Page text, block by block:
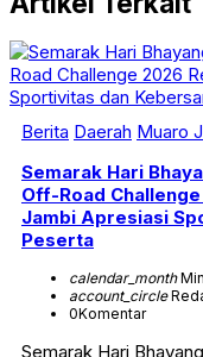
Berita Daerah Muaro
Semarak Hari
Off-Road
Jambi Apresiasi
Peserta
calendar_month
account_circle
0Komentar
Semarak Hari